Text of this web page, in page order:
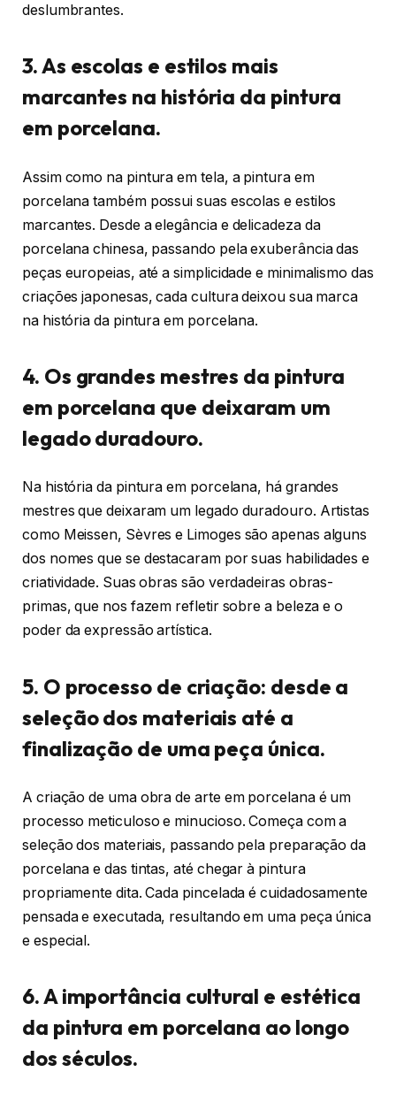
deslumbrantes.
3. As escolas e estilos mais
marcantes na história da pintura
em porcelana.
Assim como na pintura em tela, a pintura em
porcelana também possui suas escolas e estilos
marcantes. Desde a elegância e delicadeza da
porcelana chinesa, passando pela exuberância das
peças europeias, até a simplicidade e minimalismo das
criações japonesas, cada cultura deixou sua marca
na história da pintura em porcelana.
4. Os grandes mestres da pintura
em porcelana que deixaram um
legado duradouro.
Na história da pintura em porcelana, há grandes
mestres que deixaram um legado duradouro. Artistas
como Meissen, Sèvres e Limoges são apenas alguns
dos nomes que se destacaram por suas habilidades e
criatividade. Suas obras são verdadeiras obras-
primas, que nos fazem refletir sobre a beleza e o
poder da expressão artística.
5. O processo de criação: desde a
seleção dos materiais até a
finalização de uma peça única.
A criação de uma obra de arte em porcelana é um
processo meticuloso e minucioso. Começa com a
seleção dos materiais, passando pela preparação da
porcelana e das tintas, até chegar à pintura
propriamente dita. Cada pincelada é cuidadosamente
pensada e executada, resultando em uma peça única
e especial.
6. A importância cultural e estética
da pintura em porcelana ao longo
dos séculos.